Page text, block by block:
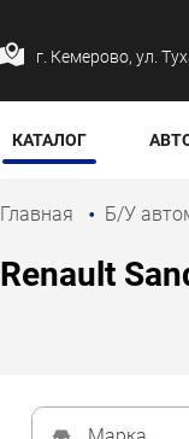
г. Кемерово, ул.
КАТАЛОГ
Главная Б/У
Renault